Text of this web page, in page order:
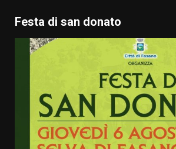
Festa di san donato